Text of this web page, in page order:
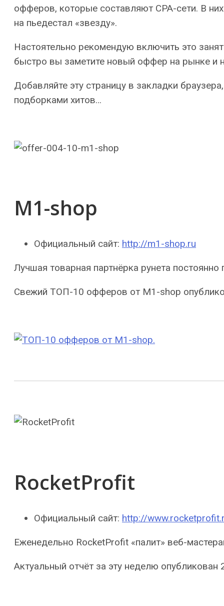
офферов, которые составляют CPA-сети. В
на пьедестал «звезду».
Настоятельно рекомендую включить это
быстро вы заметите новый оффер на рынке и
Добавляйте эту страницу в закладки
подборками хитов…
M1-shop
Официальный сайт: http://m1-shop.ru
Лучшая товарная партнёрка рунета
Свежий ТОП-10 офферов от M1-shop
RocketProfit
Официальный сайт: http://
Еженедельно RocketProfit «палит» веб-
Актуальный отчёт за эту неделю опубликован